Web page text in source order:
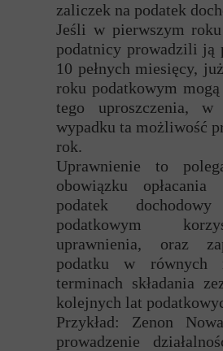
zaliczek na podatek
Jeśli w pierwszym roku
podatnicy prowadzili ją
10 pełnych miesięcy,
roku podatkowym
tego uproszczenia, w
wypadku ta możliwość
rok.
Uprawnienie to
obowiązku
podatek
podatkowym
uprawnienia, oraz
podatku w
terminach składania
kolejnych lat
Przykład: Zenon
prowadzenie